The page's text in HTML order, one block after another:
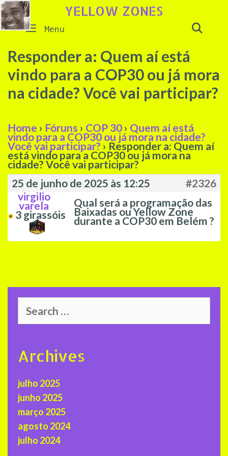
Skip
to
content
YELLOW ZONES
Menu
Responder a: Quem aí está
vindo para a COP30 ou já mora
na cidade? Você vai participar?
Home › Fóruns › COP 30 › Quem aí está
vindo para a COP30 ou já mora na cidade?
Você vai participar? › Responder a: Quem aí
está vindo para a COP30 ou já mora na
cidade? Você vai participar?
25 de junho de 2025 às 12:25
#2326
virgilio
varela
3 girassóis
Qual será a programação das
Baixadas ou Yellow Zone
durante a COP30 em Belém ?
for:
Archives
julho 2025
junho 2025
março 2025
agosto 2024
julho 2024